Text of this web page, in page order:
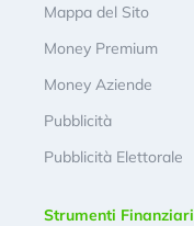
Mappa del Sito
Money Premium
Money Aziende
Pubblicità
Pubblicità Elettorale
Strumenti Finanziari